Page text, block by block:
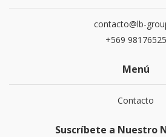
contacto@lb-
+569 98176525
Menú
Contacto
Suscríbete a Nuestro